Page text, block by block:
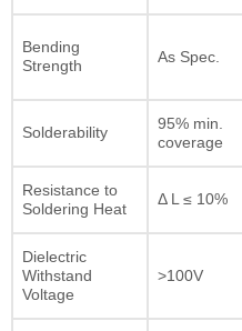
Bending
Strength
As Spec.
Solderability
95% min.
coverage
Resistance to
Soldering Heat
Δ L ≤ 10%
Dielectric
Withstand
Voltage
>100V